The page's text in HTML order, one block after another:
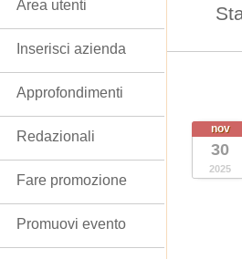
nov
30
2025
Area utenti
Inserisci azienda
Approfondimenti
Redazionali
Fare promozione
Promuovi evento